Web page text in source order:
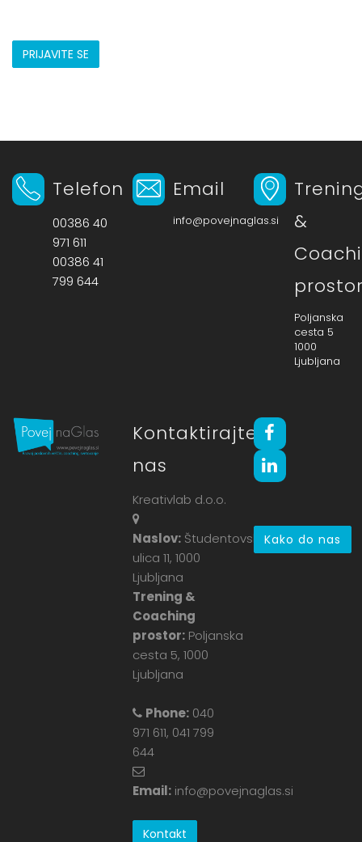
PRIJAVITE SE
Telefon
00386 40
971 611
00386 41
799 644
Email
info@povejnaglas.si
&
Poljanska
cesta 5
1000
Ljubljana
Kontaktirajte
nas
Kreativlab d.o.o.
Naslov: Študentovska
ulica 11, 1000
Ljubljana
Trening &
Coaching
prostor: Poljanska
cesta 5, 1000
Ljubljana
Phone: 040
971 611, 041 799
644
Email: info@povejnaglas.si
Kontakt
Kako do nas